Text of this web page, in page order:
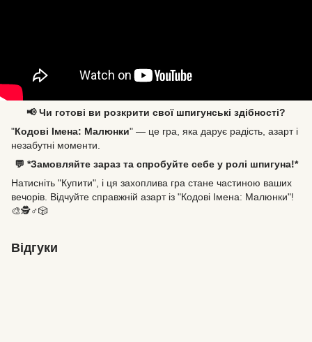
📢 Чи готові ви розкрити свої шпигунські здібності?
"Кодові Імена: Малюнки" — це гра, яка дарує радість, азарт і
незабутні моменти.
💬 *Замовляйте зараз та спробуйте себе у ролі шпигуна!*
Натисніть "Купити", і ця захоплива гра стане частиною ваших
вечорів. Відчуйте справжній азарт із "Кодові Імена: Малюнки"!
🎨🕵️♂️🎲
Відгуки